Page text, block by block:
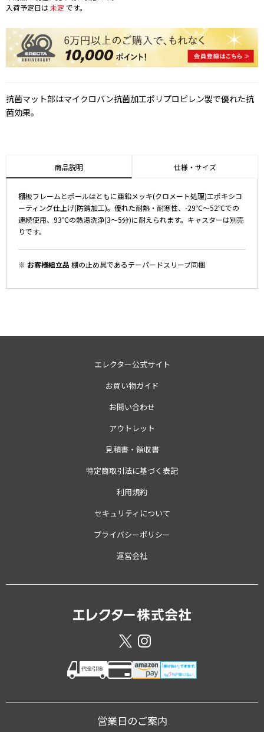
入荷予定日は未定 です。
抗菌マット部はマイクロバン抗菌加工ポリプロピレン製で優れた抗
菌効果。
商品説明 仕様・サイズ
棚板フレームとポールはともに亜鉛メッキ(クロメート処理)エポキシコ
ーティング仕上げ(防錆加工)。優れた耐熱・耐寒性、-29℃～52℃での
連続使用、93℃の熱湯洗浄(3～5分)に耐えられます。キャスターは別売
りです。
※ お客様組立品 棚の止め具であるテーパードスリーブ同梱
エレクター公式サイト
お買い物ガイド
お問い合わせ
アウトレット
見積書・領収書
特定商取引法に基づく表記
利用規約
セキュリティについて
プライバシーポリシー
運営会社
営業日のご案内